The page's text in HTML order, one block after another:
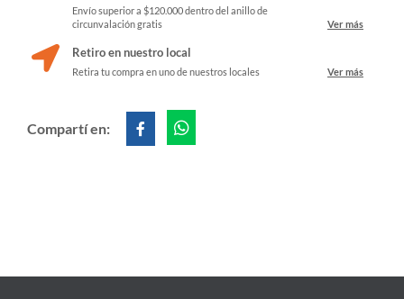
Envío superior a $120.000 dentro del anillo de
circunvalación gratis
Ver más
Retiro en nuestro local
Retira tu compra en uno de nuestros locales Ver más
Compartí en: